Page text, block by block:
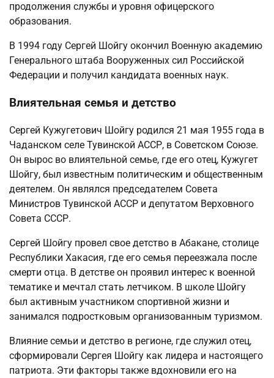
продолжения службы и уровня офицерского
образования.
В 1994 году Сергей Шойгу окончил Военную академию
Генерального штаба Вооруженных сил Российской
Федерации и получил кандидата военных наук.
Влиятельная семья и детство
Сергей Кужугетович Шойгу родился 21 мая 1955 года в
Чаданском селе Тувинской АССР, в Советском Союзе.
Он вырос во влиятельной семье, где его отец, Кужугет
Шойгу, был известным политическим и общественным
деятелем. Он являлся председателем Совета
Министров Тувинской АССР и депутатом Верховного
Совета СССР.
Сергей Шойгу провел свое детство в Абакане, столице
Республики Хакасия, где его семья переезжала после
смерти отца. В детстве он проявил интерес к военной
тематике и мечтал стать летчиком. В школе Шойгу
был активным участником спортивной жизни и
занимался подростковым организованным туризмом.
Влияние семьи и детство в регионе, где служил отец,
сформировали Сергея Шойгу как лидера и настоящего
патриота. Эти факторы также вдохновили его на